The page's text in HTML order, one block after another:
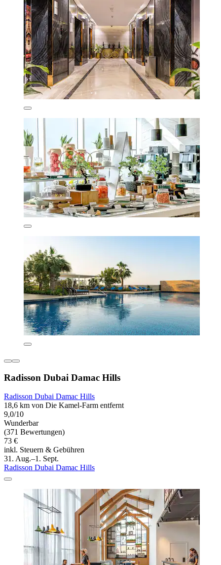
Radisson Dubai Damac Hills
Radisson Dubai Damac Hills
18,6 km von Die Kamel-Farm entfernt
9,0/10
Wunderbar
(371 Bewertungen)
73 €
inkl. Steuern & Gebühren
31. Aug.–1. Sept.
Radisson Dubai Damac Hills